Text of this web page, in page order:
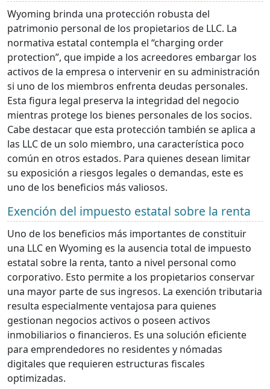
Wyoming brinda una protección robusta del
patrimonio personal de los propietarios de LLC. La
normativa estatal contempla el “charging order
protection”, que impide a los acreedores embargar los
activos de la empresa o intervenir en su administración
si uno de los miembros enfrenta deudas personales.
Esta figura legal preserva la integridad del negocio
mientras protege los bienes personales de los socios.
Cabe destacar que esta protección también se aplica a
las LLC de un solo miembro, una característica poco
común en otros estados. Para quienes desean limitar
su exposición a riesgos legales o demandas, este es
uno de los beneficios más valiosos.
Exención del impuesto estatal sobre la renta
Uno de los beneficios más importantes de constituir
una LLC en Wyoming es la ausencia total de impuesto
estatal sobre la renta, tanto a nivel personal como
corporativo. Esto permite a los propietarios conservar
una mayor parte de sus ingresos. La exención tributaria
resulta especialmente ventajosa para quienes
gestionan negocios activos o poseen activos
inmobiliarios o financieros. Es una solución eficiente
para emprendedores no residentes y nómadas
digitales que requieren estructuras fiscales
optimizadas.